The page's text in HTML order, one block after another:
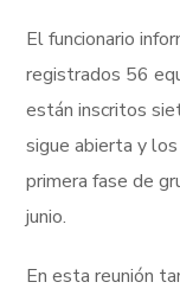
El funcionario
registrados 56
están inscritos
sigue abierta y
primera fase de
junio.
En esta reunión